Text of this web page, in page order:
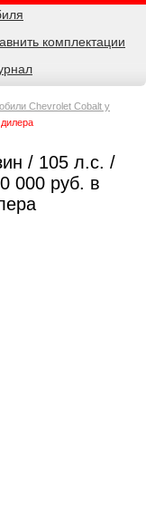
комплектации
Chevrolet Cobalt у
/ 105 л.с. /
000 руб. в